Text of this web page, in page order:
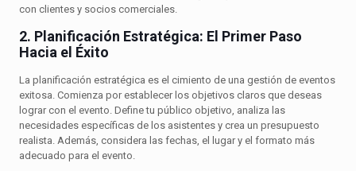
con clientes y socios comerciales.
2. Planificación Estratégica: El Primer Paso
Hacia el Éxito
La planificación estratégica es el cimiento de una gestión de eventos
exitosa. Comienza por establecer los objetivos claros que deseas
lograr con el evento. Define tu público objetivo, analiza las
necesidades específicas de los asistentes y crea un presupuesto
realista. Además, considera las fechas, el lugar y el formato más
adecuado para el evento.